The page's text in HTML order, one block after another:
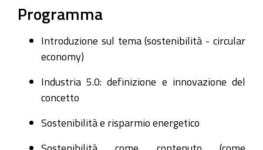
insieme
alle
tecnologie
digitali
web.
Aperte
Programma
Introduzione sul tema (sostenibilità - circular
economy)
Industria 5.0: definizione e innovazione del
concetto
Sostenibilità e risparmio energetico